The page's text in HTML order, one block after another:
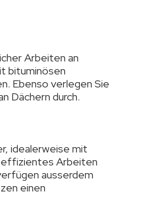
Arbeiten an
bituminösen
Ebenso verlegen Sie
Dächern durch.
idealerweise mit
effizientes Arbeiten
ausserdem
einen